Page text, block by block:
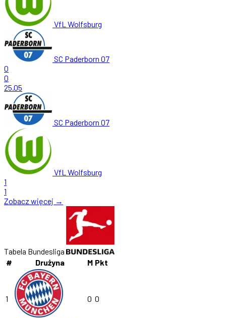
VfL Wolfsburg
SC Paderborn 07
0
0
25.05
SC Paderborn 07
VfL Wolfsburg
1
1
Zobacz więcej →
Tabela Bundesliga
#
Drużyna M Pkt
1 0 0